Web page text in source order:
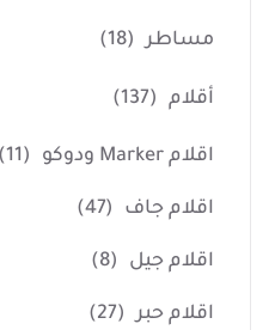
مساطر (18)
أقلام (137)
اقلام Marker ودوكو (11)
اقلام جاف (47)
اقلام جيل (8)
اقلام حبر (27)